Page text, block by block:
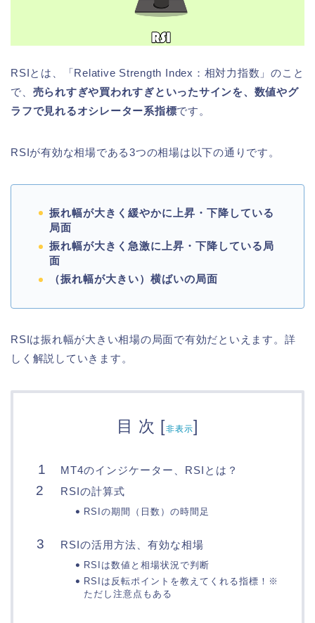
RSIとは、「Relative Strength Index：相対力指数」のこと
で、 売られすぎや買われすぎといったサインを、数値やグ
ラフで見れるオシレーター系指標です。
RSIが有効な相場である3つの相場は以下の通りです。
振れ幅が大きく緩やかに上昇・下降している
局面
振れ幅が大きく急激に上昇・下降している局
面
（振れ幅が大きい）横ばいの局面
RSIは振れ幅が大きい相場の局面で有効だといえます。詳
しく解説していきます。
目 次 [非表示]
MT4のインジケーター、RSIとは？
RSIの計算式
RSIの期間（日数）の時間足
RSIの活用方法、有効な相場
RSIは数値と相場状況で判断
RSIは反転ポイントを教えてくれる指標！※
ただし注意点もある